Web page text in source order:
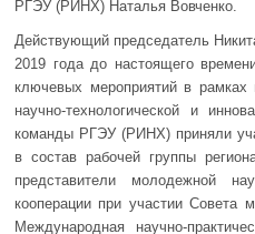
РГЭУ (РИНХ) Наталья Вовченко.
Действующий председатель
2019 года до настоящего
ключевых мероприятий в рамках
научно-технологической и
команды РГЭУ (РИНХ) приняли
в состав рабочей группы
представители молодежной
кооперации при участии
Международная научно-